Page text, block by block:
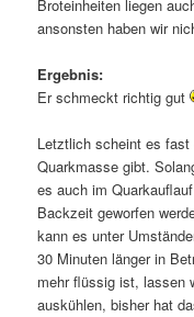
Broteinheiten liegen
ansonsten haben wir
Ergebnis:
Er schmeckt richtig gut
Letztlich scheint es
Quarkmasse gibt.
es auch im
Backzeit geworfen
kann es unter
30 Minuten länger in
mehr flüssig ist, lassen
auskühlen, bisher hat